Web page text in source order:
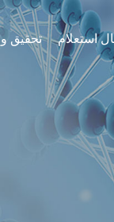
تحقیق استعلام